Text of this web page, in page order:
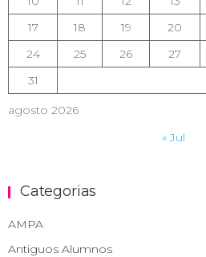
agosto 2026
17
18 19 20
24
25 26 27
31
« Jul
Categorias
AMPA
Antiguos Alumnos